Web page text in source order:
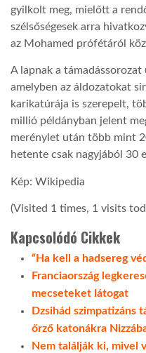
gyilkolt meg, mielőtt a
szélsőségesek arra
az Mohamed prófétáról
A lapnak a
amelyben az áldozatokat
karikatúrája is szerepelt,
millió példányban jelent
merénylet után több mint
hetente csak nagyjából 30
Kép: Wikipedia
(Visited 1 times, 1 visits
Kapcsolódó Cikkek
“Ha kell a hadsereg
Franciaország
mecseteket látogat
Dzsihád szimpatizáns
őrző katonákra
Nem találják ki, mivel